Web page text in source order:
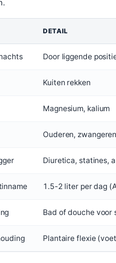
DETAIL
Door liggende
Kuiten rekken
Magnesium, kalium
Ouderen,
Diuretica, statines,
1.5-2 liter per dag
Bad of douche voor
Plantaire flexie